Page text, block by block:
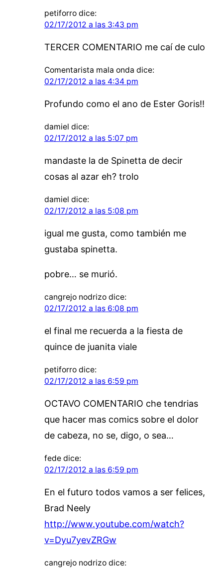
petiforro dice:
02/17/2012 a las 3:43 pm
TERCER COMENTARIO me caí de culo
Comentarista mala onda dice:
02/17/2012 a las 4:34 pm
Profundo como el ano de Ester Goris!!
damiel dice:
02/17/2012 a las 5:07 pm
mandaste la de Spinetta de decir
cosas al azar eh? trolo
damiel dice:
02/17/2012 a las 5:08 pm
igual me gusta, como también me
gustaba spinetta.
pobre… se murió.
cangrejo nodrizo dice:
02/17/2012 a las 6:08 pm
el final me recuerda a la fiesta de
quince de juanita viale
petiforro dice:
02/17/2012 a las 6:59 pm
OCTAVO COMENTARIO che tendrias
que hacer mas comics sobre el dolor
de cabeza, no se, digo, o sea…
fede dice:
02/17/2012 a las 6:59 pm
En el futuro todos vamos a ser felices,
Brad Neely
http://www.youtube.com/watch?
v=Dyu7yevZRGw
cangrejo nodrizo dice: